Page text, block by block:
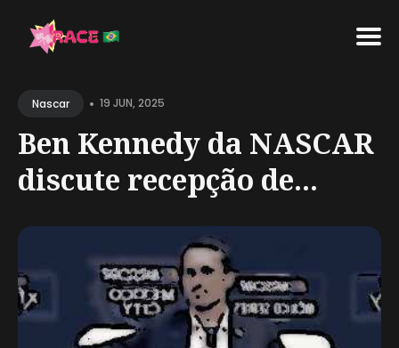
forNascar • 19 JUN, 2025
Ben Kennedy da NASCAR
discute recepção de...